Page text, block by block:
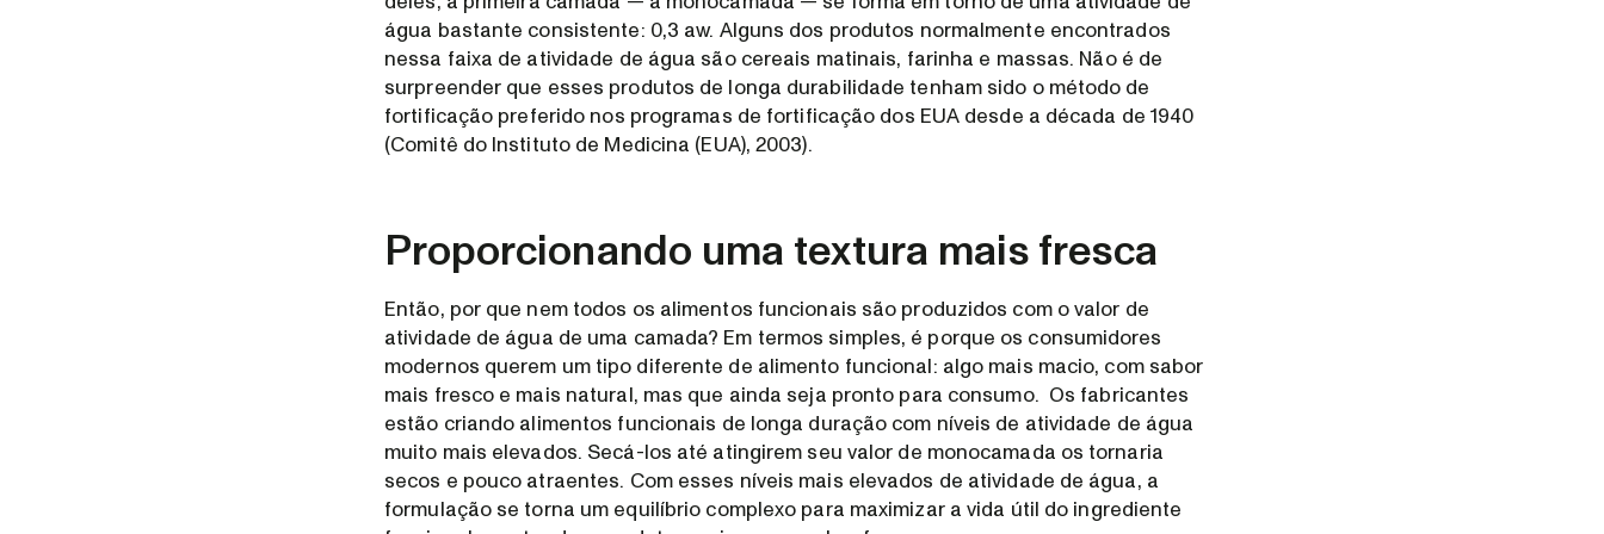
água bastante consistente: 0,3 aw. Alguns dos produtos normalmente encontrados
nessa faixa de atividade de água são cereais matinais, farinha e massas. Não é de
surpreender que esses produtos de longa durabilidade tenham sido o método de
fortificação preferido nos programas de fortificação dos EUA desde a década de 1940
(Comitê do Instituto de Medicina (EUA), 2003).
Proporcionando uma textura mais fresca
Então, por que nem todos os alimentos funcionais são produzidos com o valor de
atividade de água de uma camada? Em termos simples, é porque os consumidores
modernos querem um tipo diferente de alimento funcional: algo mais macio, com sabor
mais fresco e mais natural, mas que ainda seja pronto para consumo. Os fabricantes
estão criando alimentos funcionais de longa duração com níveis de atividade de água
muito mais elevados. Secá-los até atingirem seu valor de monocamada os tornaria
secos e pouco atraentes. Com esses níveis mais elevados de atividade de água, a
formulação se torna um equilíbrio complexo para maximizar a vida útil do ingrediente